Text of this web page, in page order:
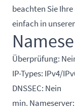
beachten Sie
einfach in
Überprüfung:
IP-Types: IPv4/
DNSSEC: Nein
min.